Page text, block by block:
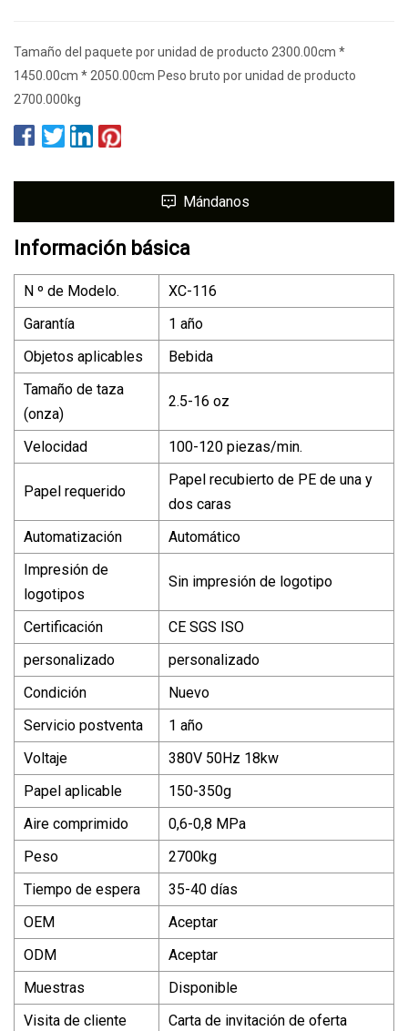
Tamaño del paquete por unidad de producto 2300.00cm *
1450.00cm * 2050.00cm Peso bruto por unidad de producto
2700.000kg
Mándanos
Información básica
N º de Modelo.
XC-116
Garantía
1 año
Objetos aplicables
Bebida
Tamaño de taza
(onza)
2.5-16 oz
Velocidad 100-120 piezas/min.
Papel requerido
Papel recubierto de PE de una y
dos caras
Automatización
Automático
Impresión de
logotipos
Sin impresión de logotipo
Certificación
CE SGS ISO
personalizado
personalizado
Condición
Nuevo
Servicio postventa
1 año
Voltaje
380V 50Hz 18kw
Papel aplicable
150-350g
Aire comprimido
0,6-0,8 MPa
Peso
2700kg
Tiempo de espera
35-40 días
OEM
Aceptar
ODM
Aceptar
Muestras
Disponible
Visita de cliente
Carta de invitación de oferta